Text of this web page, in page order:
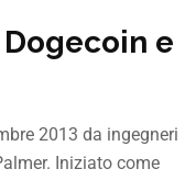
e
2013 da ingegneri
Iniziato come